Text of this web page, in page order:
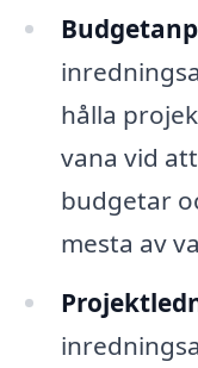
hålla
vana vid
budgetar
mesta av